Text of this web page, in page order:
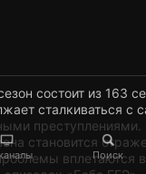
Поиск
состоит из 163
сталкиваться с
преступлениями.
становится
вплетаются